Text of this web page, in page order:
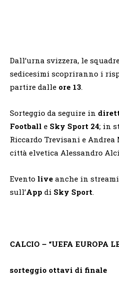
Dall’urna svizzera, le
sedicesimi scopriranno i
partire dalle ore 13.
Sorteggio da seguire in
Football e Sky Sport 24; in
Riccardo Trevisani e
città elvetica Alessandro
Evento live anche in
sull’App di Sky Sport.
CALCIO – “UEFA EUROPA
sorteggio ottavi di finale